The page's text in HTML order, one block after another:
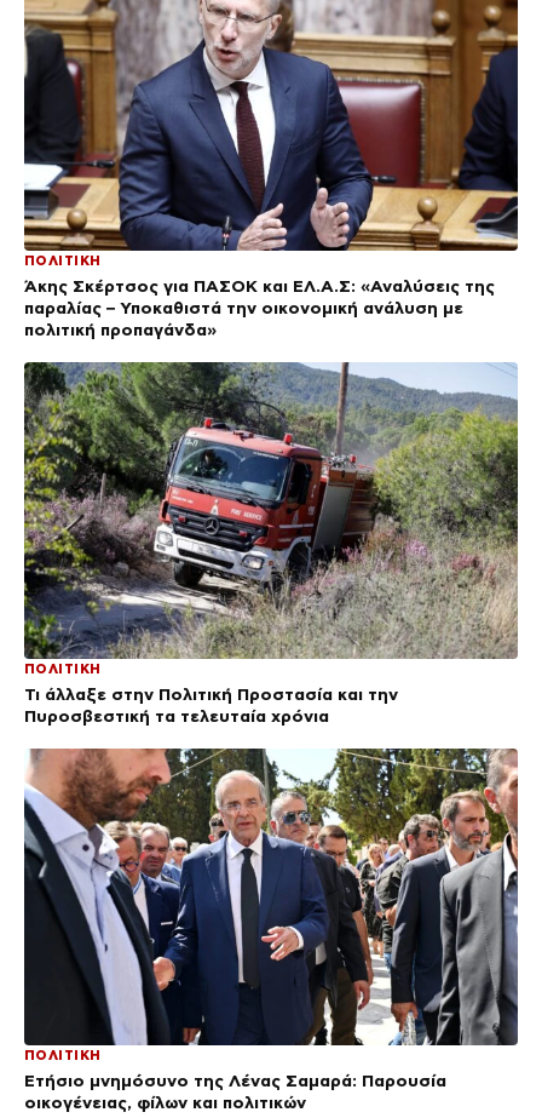
ΠΟΛΙΤΙΚΗ
Άκης Σκέρτσος για ΠΑΣΟΚ και ΕΛ.Α.Σ: «Αναλύσεις της
παραλίας – Υποκαθιστά την οικονομική ανάλυση με
πολιτική προπαγάνδα»
ΠΟΛΙΤΙΚΗ
Τι άλλαξε στην Πολιτική Προστασία και την
Πυροσβεστική τα τελευταία χρόνια
ΠΟΛΙΤΙΚΗ
Ετήσιο μνημόσυνο της Λένας Σαμαρά: Παρουσία
οικογένειας, φίλων και πολιτικών